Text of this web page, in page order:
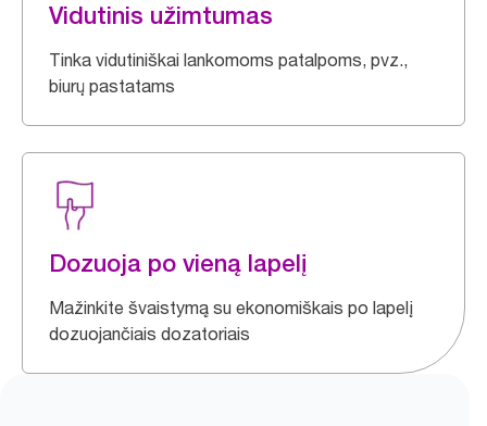
Vidutinis užimtumas
Tinka vidutiniškai lankomoms patalpoms, pvz.,
biurų pastatams
Dozuoja po vieną lapelį
Mažinkite švaistymą su ekonomiškais po lapelį
dozuojančiais dozatoriais